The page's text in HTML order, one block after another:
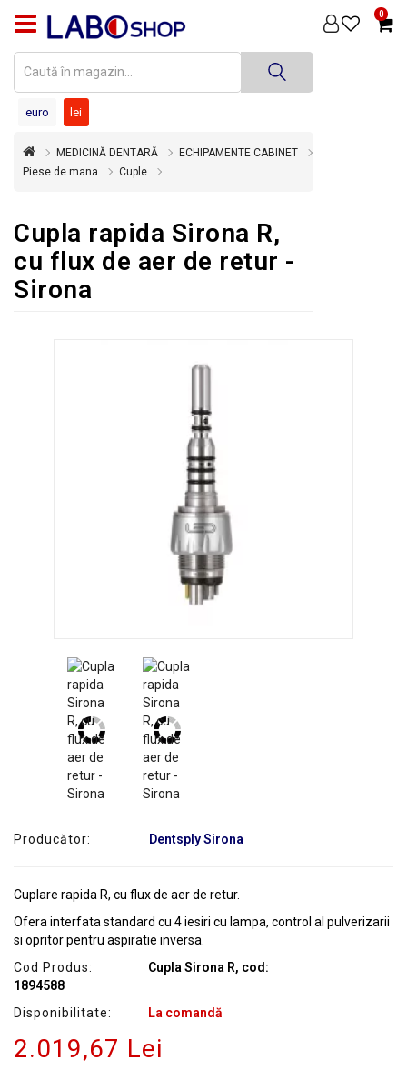
0
PRODUSE
DENTARĂ
DENTARĂ
STERILIZARE
SUPER
OFERTĂ
euro lei
MEDICINĂ DENTARĂ
ECHIPAMENTE CABINET
Piese de mana
Cuple
Cupla rapida Sirona R,
cu flux de aer de retur -
Sirona
Producător: Dentsply Sirona
Cuplare rapida R, cu flux de aer de retur.
Ofera interfata standard cu 4 iesiri cu lampa, control al pulverizarii
si opritor pentru aspiratie inversa.
Cod Produs:
Cupla Sirona R, cod:
1894588
Disponibilitate:
La comandă
2.019,67 Lei